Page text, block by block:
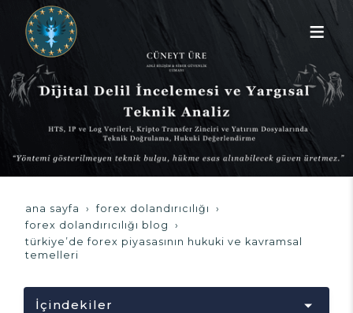
ana sayfa
forex dolandırıcılığı
forex dolandırıcılığı blog
türkiye’de forex piyasasının hukuki ve kavramsal
temelleri
İçindekiler